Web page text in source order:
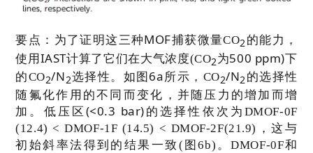
要点： 为了证明这三种MOF捕获微量CO2的能力，
使用 IAST计算了它们在大气浓度(CO2为500 ppm)下
的CO2/N2选择性。如图 6a所示， CO2/N2的选择性
随氟化作用的不同而变化，并随压力的增加而增
加。低压区 (<0.3 bar) 的选择性依次为 DMOF-0F
(12.4) < DMOF-1F (14.5) < DMOF-2F(21.9) ，这与
初始斜率法得到的结果一致( 图6b) 。DMOF-0F和